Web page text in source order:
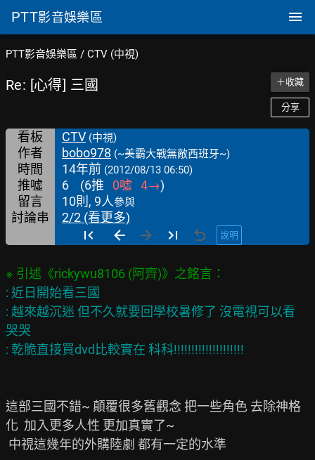
PTT影音娛樂區
PTT影音娛樂區 / CTV (中視)
Re: [心得] 三國 ＋收藏
分享
看板 CTV (中視)
作者 bobo978 (~美霸大戰無敵西班牙~)
時間 14年前 (2012/08/13 06:50)
推噓 6 (6推 0噓 4→)
留言
10則, 9人參與
討論串 2/2 (看更多)
說明
: 近日開始看三國
: 越來越沉迷 但不久就要回學校暑修了 沒電視可以看
哭哭
這部三國不錯~ 顛覆很多舊觀念 把一些角色 去除神格
化  加入更多人性 更加真實了~